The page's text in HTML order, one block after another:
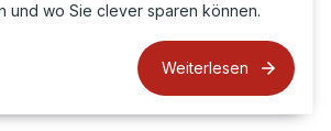
und wo Sie clever sparen können.
Weiterlesen